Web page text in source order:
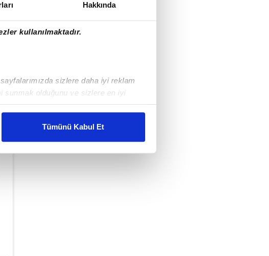
Hakkında
kullanılmaktadır.
sizlere daha iyi reklam
sunmak olduğunu ve sizlere en iyi
maliyetlerimizi karşılamak
reklamlar gösterilmeyecektir."
ait çerezler kullanılmaktadır. Bu
toplumu hizmetlerinin sunulması
Tümünü Kabul Et